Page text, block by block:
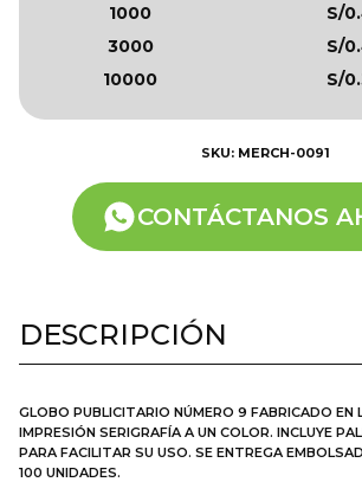
1000
S/
3000
S/
10000
S/
SKU: MERCH-0091
CONTÁCTANOS
DESCRIPCIÓN
GLOBO PUBLICITARIO NÚMERO 9 FABRICADO EN
IMPRESIÓN SERIGRAFÍA A UN COLOR. INCLUYE
PARA FACILITAR SU USO. SE ENTREGA
100 UNIDADES.